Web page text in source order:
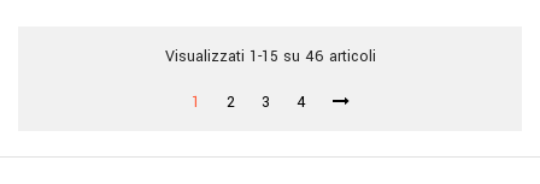
Visualizzati 1-15 su 46 articoli
1 2 3 4